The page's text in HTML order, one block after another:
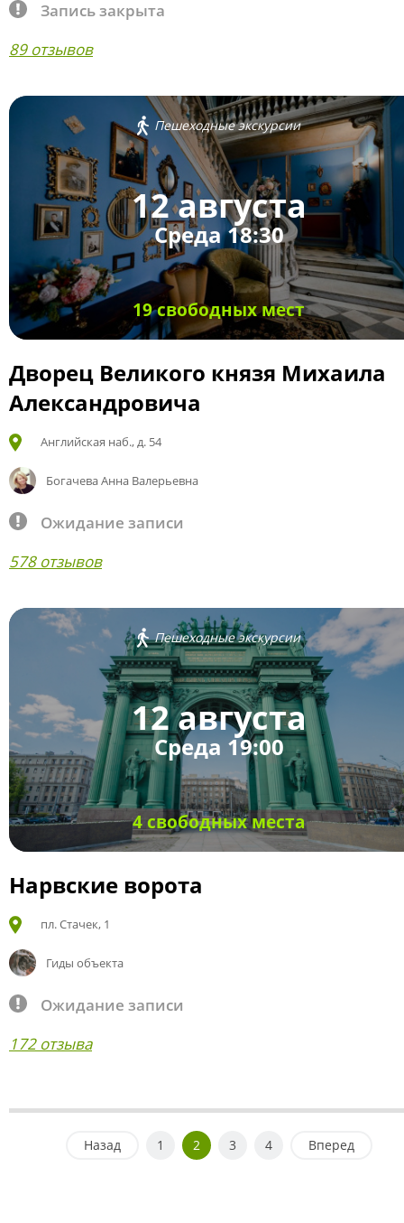
Запись закрыта
89 отзывов
Пешеходные экскурсии
12 августа
Среда 18:30
19 свободных мест
Дворец Великого князя Михаила
Александровича
Английская наб., д. 54
Богачева Анна Валерьевна
Ожидание записи
578 отзывов
Пешеходные экскурсии
12 августа
Среда 19:00
4 свободных места
Нарвские ворота
пл. Стачек, 1
Гиды объекта
Ожидание записи
172 отзыва
Назад 1 2 3 4 Вперед